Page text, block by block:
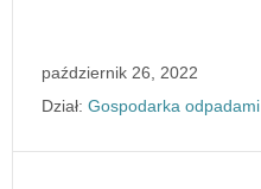
październik 26, 2022
Dział: Gospodarka odpadami